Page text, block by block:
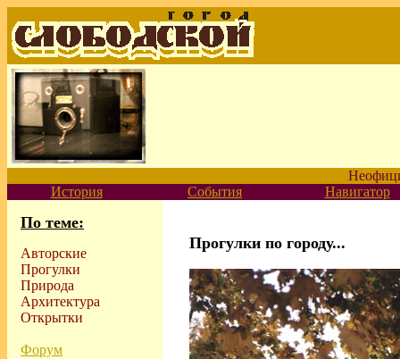
История
События Навигатор
По теме:
Авторские
Прогулки
Природа
Архитектура
Открытки
Форум
Прогулки по городу...